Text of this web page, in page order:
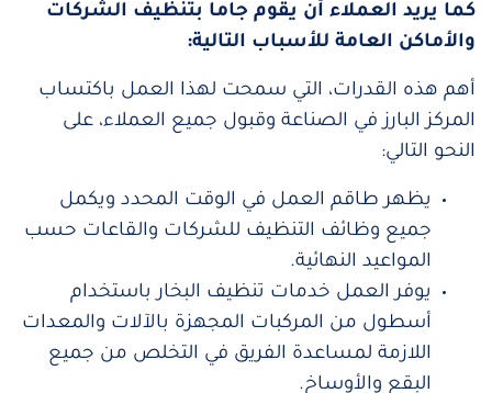
كما يريد العملاء أن يقوم جاما بتنظيف الشركات
والأماكن العامة للأسباب التالية:
أهم هذه القدرات، التي سمحت لهذا العمل باكتساب
المركز البارز في الصناعة وقبول جميع العملاء، على
النحو التالي:
يظهر طاقم العمل في الوقت المحدد ويكمل
جميع وظائف التنظيف للشركات والقاعات حسب
المواعيد النهائية.
يوفر العمل خدمات تنظيف البخار باستخدام
أسطول من المركبات المجهزة بالآلات والمعدات
اللازمة لمساعدة الفريق في التخلص من جميع
البقع والأوساخ.